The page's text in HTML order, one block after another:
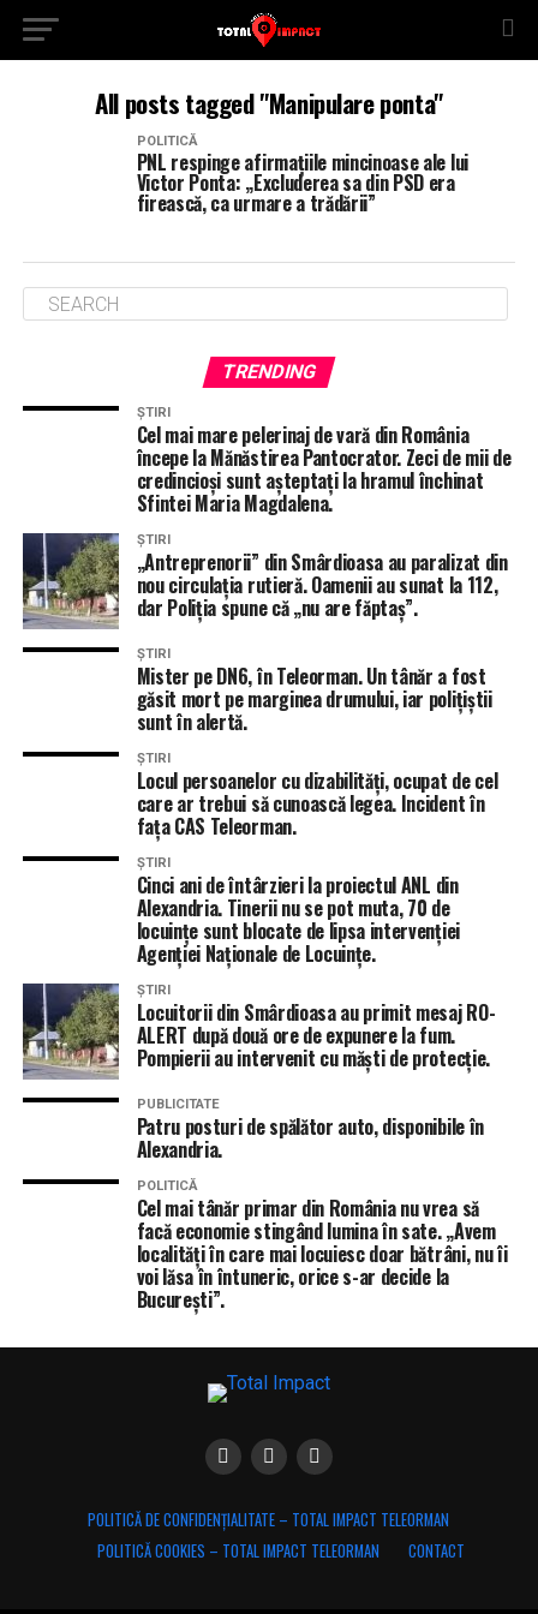
All posts tagged "Manipulare ponta"
POLITICĂ
PNL respinge afirmațiile mincinoase ale lui
Victor Ponta: „Excluderea sa din PSD era
firească, ca urmare a trădării”
TRENDING
ȘTIRI
Cel mai mare pelerinaj de vară din România
începe la Mănăstirea Pantocrator. Zeci de mii de
credincioși sunt așteptați la hramul închinat
Sfintei Maria Magdalena.
ȘTIRI
„Antreprenorii” din Smârdioasa au paralizat din
nou circulația rutieră. Oamenii au sunat la 112,
dar Poliția spune că „nu are făptaș”.
ȘTIRI
Mister pe DN6, în Teleorman. Un tânăr a fost
găsit mort pe marginea drumului, iar polițiștii
sunt în alertă.
ȘTIRI
Locul persoanelor cu dizabilități, ocupat de cel
care ar trebui să cunoască legea. Incident în
fața CAS Teleorman.
ȘTIRI
Cinci ani de întârzieri la proiectul ANL din
Alexandria. Tinerii nu se pot muta, 70 de
locuințe sunt blocate de lipsa intervenției
Agenției Naționale de Locuințe.
ȘTIRI
Locuitorii din Smârdioasa au primit mesaj RO-
ALERT după două ore de expunere la fum.
Pompierii au intervenit cu măști de protecție.
PUBLICITATE
Patru posturi de spălător auto, disponibile în
Alexandria.
POLITICĂ
Cel mai tânăr primar din România nu vrea să
facă economie stingând lumina în sate. „Avem
localități în care mai locuiesc doar bătrâni, nu îi
voi lăsa în întuneric, orice s-ar decide la
București”.
POLITICĂ DE CONFIDENȚIALITATE – TOTAL IMPACT TELEORMAN
POLITICĂ COOKIES – TOTAL IMPACT TELEORMAN
CONTACT